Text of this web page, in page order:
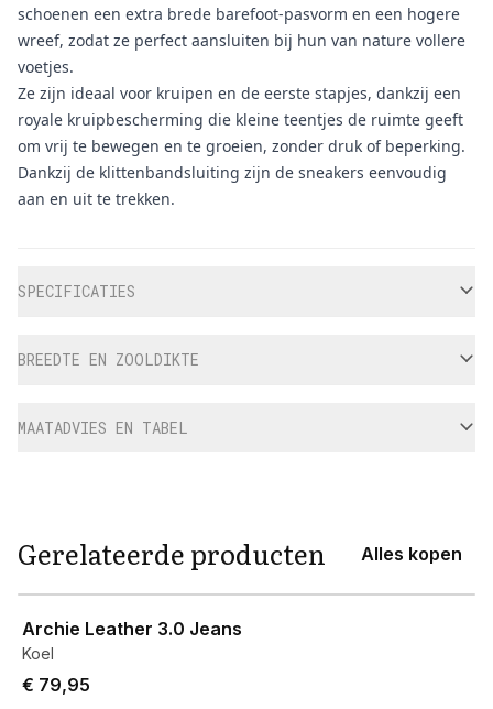
schoenen een extra brede barefoot-pasvorm en een hogere
wreef, zodat ze perfect aansluiten bij hun van nature vollere
voetjes.
Ze zijn ideaal voor kruipen en de eerste stapjes, dankzij een
royale kruipbescherming die kleine teentjes de ruimte geeft
om vrij te bewegen en te groeien, zonder druk of beperking.
Dankzij de klittenbandsluiting zijn de sneakers eenvoudig
aan en uit te trekken.
SPECIFICATIES
BREEDTE EN ZOOLDIKTE
MAATADVIES EN TABEL
Gerelateerde producten Alles kopen
Archie Leather 3.0 Jeans
Koel
€ 79,95